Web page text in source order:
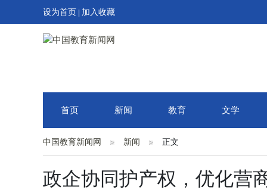
设为首页 加入收藏
首页 新闻 教育 文学
中国教育新闻网 新闻 正文
政企协同护产权，优化营